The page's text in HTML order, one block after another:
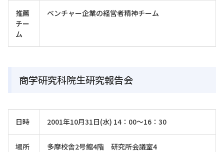
推薦
チー
ム
ベンチャー企業の経営者精神チーム
商学研究科院生研究報告会
日時 2001年10月31日(水) 14：00～16：30
場所 多摩校舎2号館4階 研究所会議室4